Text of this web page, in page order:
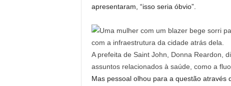
apresentaram, “isso seria óbvio”.
A prefeita de Saint John, Donna Reardon,
assuntos relacionados à saúde, como a
Mas pessoal olhou para a questão através